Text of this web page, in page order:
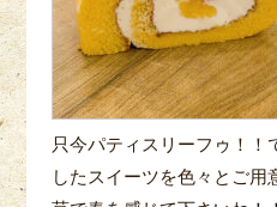
只今パティスリーフゥ！！
したスイーツを色々とご用